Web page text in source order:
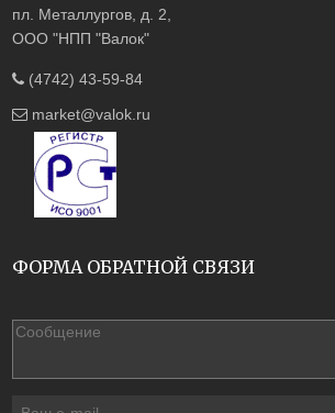
пл. Металлургов, д. 2,
ООО "НПП "Валок"
(4742) 43-59-84
market@valok.ru
ФОРМА ОБРАТНОЙ СВЯЗИ